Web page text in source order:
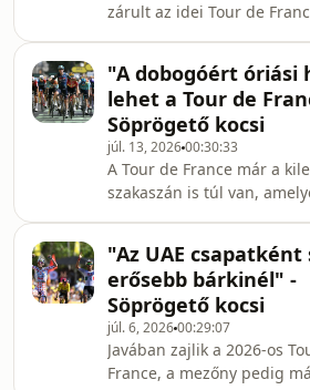
zárult az idei Tour de
Poel nyerte meg. A
legutóbbi adásában
Várhegyi Benjámin
háromhetes verseny
eseményeit. Szóba került
emlékezetes sikere is, aki
feladást követően idén
teljesítménnyel hód
"A dobogóért óriási
lehet a Tour de
Söprögető kocsi
júl. 13, 202600:30:33
A Tour de France már a
szakaszán is túl van,
versenyez, de az UAE
másik versenyzője, Isaac
szerzett már
Söprögető Kocsi legutóbbi
Székely Dávid és Várhegyi
arról beszélgetett, hogy az
"Az UAE csapatként
erősebb bárkinél" -
Söprögető kocsi
júl. 6, 202600:29:07
Javában zajlik a 2026-os
France, a mezőny pedig